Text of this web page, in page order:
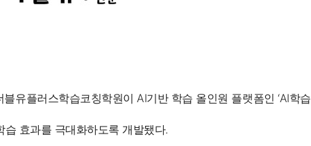
유플러스학습코칭학원이 AI기반 학습 올인원 플랫폼인 ‘AI학
효과를 극대화하도록 개발됐다.